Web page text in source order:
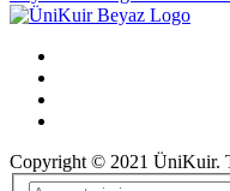
Copyright © 2021 ÜniKuir.